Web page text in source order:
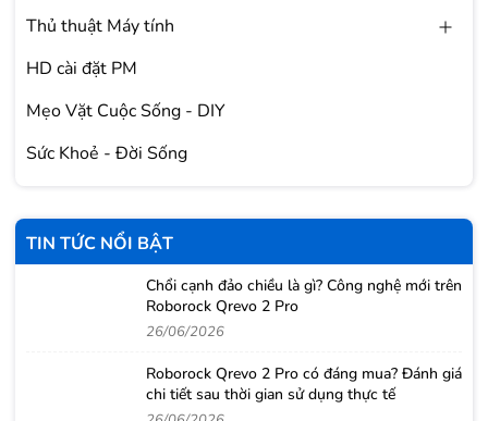
Thủ thuật Máy tính
HD cài đặt PM
Mẹo Vặt Cuộc Sống - DIY
Sức Khoẻ - Đời Sống
TIN TỨC NỔI BẬT
Chổi cạnh đảo chiều là gì? Công nghệ mới trên
Roborock Qrevo 2 Pro
26/06/2026
Roborock Qrevo 2 Pro có đáng mua? Đánh giá
chi tiết sau thời gian sử dụng thực tế